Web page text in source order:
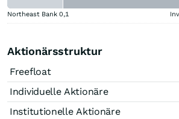
Northeast Bank 0,1
Aktionärsstruktur
Freefloat
Individuelle Aktionäre
Institutionelle Aktionäre